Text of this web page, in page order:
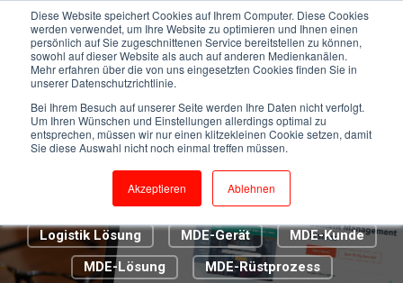
Diese Website speichert Cookies auf Ihrem Computer. Diese Cookies
werden verwendet, um Ihre Website zu optimieren und Ihnen einen
persönlich auf Sie zugeschnittenen Service bereitstellen zu können,
sowohl auf dieser Website als auch auf anderen Medienkanälen.
Mehr erfahren über die von uns eingesetzten Cookies finden Sie in
unserer Datenschutzrichtlinie.
Bei Ihrem Besuch auf unserer Seite werden Ihre Daten nicht verfolgt.
Um Ihren Wünschen und Einstellungen allerdings optimal zu
entsprechen, müssen wir nur einen klitzekleinen Cookie setzen, damit
Sie diese Auswahl nicht noch einmal treffen müssen.
Akzeptieren Ablehnen
Kassensystem
Cloud Caisse
Digitalisierung 2.0
Digitalisierung Im Handel
ERP-Lösung
Euro CIS
Euroshop Düsseldorf
Genossenschaft Metzgermeister St. Gallen
IT-Infrastruktur
IT-Support
Kassenbon
Kundenbetreuer
Logistik Lösung
MDE-Gerät
MDE-Kunde
MDE-Lösung
MDE-Rüstprozess